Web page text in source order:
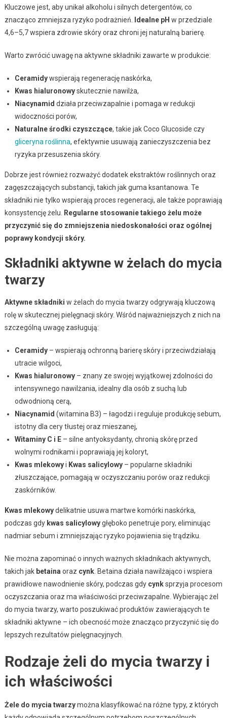
Kluczowe jest, aby unikał alkoholu i silnych detergentów, co
znacząco zmniejsza ryzyko podrażnień.
Idealne pH w przedziale
4,6–5,7 wspiera zdrowie skóry oraz chroni jej naturalną barierę.
Warto zwrócić uwagę na aktywne składniki zawarte w produkcie:
Ceramidywspierają regenerację naskórka,
Kwas hialuronowyskutecznie nawilża,
Niacynamid działa przeciwzapalnie i pomaga w redukcji
widoczności porów,
Naturalne środki czyszczące, takie jak Coco Glucoside czy
gliceryna roślinna, efektywnie usuwają zanieczyszczenia bez
ryzyka przesuszenia skóry.
Dobrze jest również rozważyć dodatek ekstraktów roślinnych oraz
zagęszczających substancji, takich jak guma ksantanowa. Te
składniki nie tylko wspierają proces regeneracji, ale także poprawiają
konsystencję żelu.
Regularne stosowanie takiego żelu może
przyczynić się do zmniejszenia niedoskonałości oraz ogólnej
poprawy kondycji skóry.
Składniki aktywne w żelach do mycia
twarzy
Aktywne składniki w żelach do mycia twarzy odgrywają kluczową
rolę w skutecznej pielęgnacji skóry. Wśród najważniejszych z nich na
szczególną uwagę zasługują:
Ceramidy– wspierają ochronną barierę skóry i przeciwdziałają
utracie wilgoci,
Kwas hialuronowy– znany ze swojej wyjątkowej zdolności do
intensywnego nawilżania, idealny dla osób z suchą lub
odwodnioną cerą,
Niacynamid (witamina B3) – łagodzi i reguluje produkcję sebum,
istotny dla cery tłustej oraz mieszanej,
Witaminy C i E– silne antyoksydanty, chronią skórę przed
wolnymi rodnikami i poprawiają jej koloryt,
Kwas mlekowyi Kwas salicylowy– popularne składniki
złuszczające, pomagają w oczyszczaniu porów oraz redukcji
zaskórników.
Kwas mlekowydelikatnie usuwa martwe komórki naskórka,
podczas gdy kwas salicylowygłęboko penetruje pory, eliminując
nadmiar sebum i zmniejszając ryzyko pojawienia się trądziku.
Nie można zapominać o innych ważnych składnikach aktywnych,
takich jak betaina oraz cynk. Betaina działa nawilżająco i wspiera
prawidłowe nawodnienie skóry, podczas gdy cynksprzyja procesom
oczyszczania oraz ma właściwości przeciwzapalne. Wybierając żel
do mycia twarzy, warto poszukiwać produktów zawierających te
składniki aktywne – ich obecność może znacząco przyczynić się do
lepszych rezultatów pielęgnacyjnych.
Rodzaje żeli do mycia twarzy i
ich właściwości
Żele do mycia twarzymożna klasyfikować na różne typy, z których